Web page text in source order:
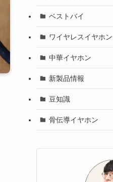
ベストバイ
ワイヤレスイヤホン
中華イヤホン
新製品情報
豆知識
骨伝導イヤホン